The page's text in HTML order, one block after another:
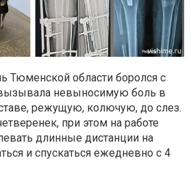
Тюменской области боролся с
невыносимую боль в
режущую, колючую, до слез.
при этом на работе
длинные дистанции на
и спускаться ежедневно с 4